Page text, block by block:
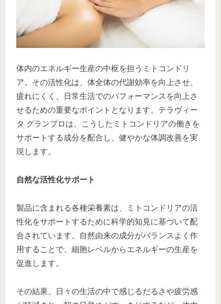
体内のエネルギー生産の中枢を担うミトコンドリ
ア。その活性化は、体全体の代謝効率を向上させ、
疲れにくく、日常生活でのパフォーマンスを向上さ
せるための重要なポイントとなります。テラヴィー
タ グランプロは、こうしたミトコンドリアの働きを
サポートする成分を配合し、健やかな体調改善を実
現します。
自然な活性化サポート
製品に含まれる各種栄養素は、ミトコンドリアの活
性化をサポートするために科学的知見に基づいて配
合されています。自然由来の成分がバランスよく作
用することで、細胞レベルからエネルギーの生産を
促進します。
その結果、日々の生活の中で感じるだるさや疲労感